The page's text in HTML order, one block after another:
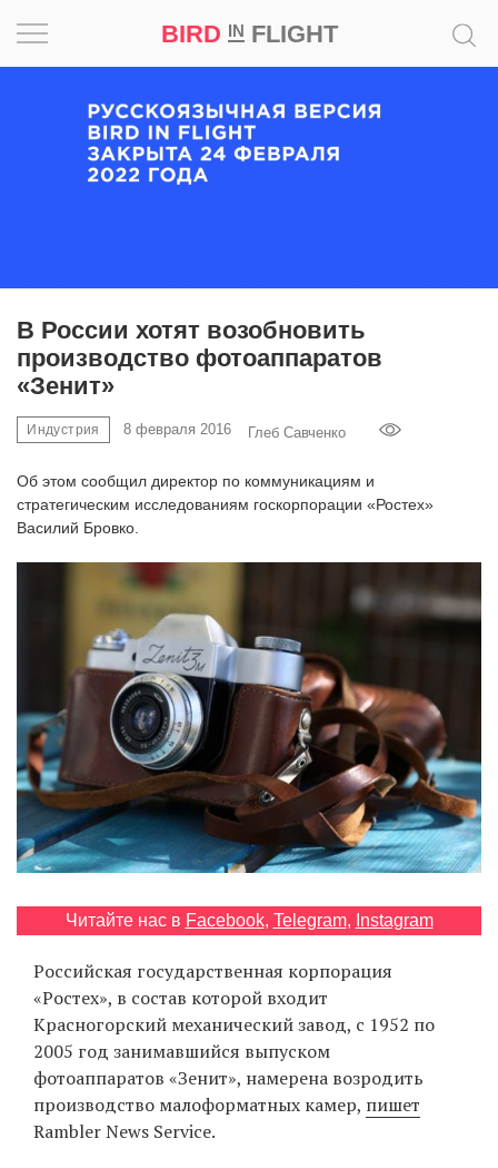
BIRD INFLIGHT
EN
UA
В России хотят возобновить
производство фотоаппаратов
«Зенит»
Индустрия 8 февраля 2016 Глеб Савченко
Об этом сообщил директор по коммуникациям и
стратегическим исследованиям госкорпорации «Ростех»
Василий Бровко.
Читайте нас в Facebook, Telegram, Instagram
Российская государственная корпорация
«Ростех», в состав которой входит
Красногорский механический завод, с 1952 по
2005 год занимавшийся выпуском
фотоаппаратов «Зенит», намерена возродить
производство малоформатных камер, пишет
Rambler News Service.